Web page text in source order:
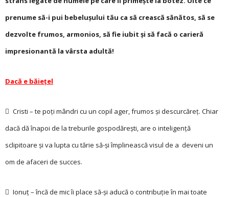
prenume să-i pui bebelușului tău ca să crească sănătos, să se
dezvolte frumos, armonios, să fie iubit și să facă o carieră
impresionantă la vârsta adultă!
Dacă e băieţel
 Cristi – te poți mândri cu un copil ager, frumos și descurcăreț. Chiar
dacă dă înapoi de la treburile gospodărești, are o inteligență
sclipitoare și va lupta cu tărie să-și împlinească visul de a deveni un
om de afaceri de succes.
 Ionuț – încă de mic îi place să-și aducă o contribuție în mai toate